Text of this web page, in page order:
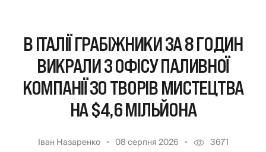
В ІТАЛІЇ ГРАБІЖНИКИ ЗА 8 ГОДИН
ВИКРАЛИ З ОФІСУ ПАЛИВНОЇ
КОМПАНІЇ 30 ТВОРІВ МИСТЕЦТВА
НА $4,6 МІЛЬЙОНА
Іван Назаренко 08 серпня 2026 3671